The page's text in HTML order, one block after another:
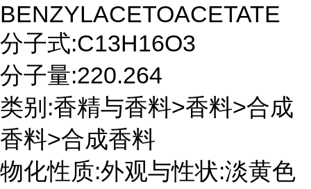
BENZYLACETOACETATE
分子式:C13H16O3
分子量:220.264
类别:香精与香料>香料>合成
香料>合成香料
物化性质:外观与性状:淡黄色